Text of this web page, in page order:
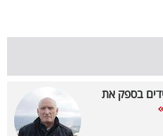
בספק את